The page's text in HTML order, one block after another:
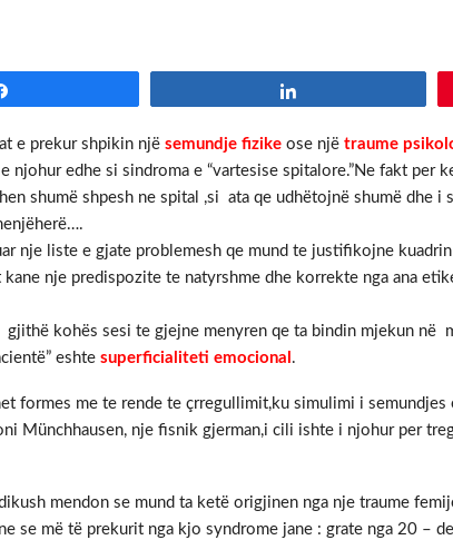
e prekur shpikin një semundje fizike ose një traume
njohur edhe si sindroma e “vartesise spitalore.”Ne fakt per
shumë shpesh ne spital ,si ata qe udhëtojnë shumë dhe
nje liste e gjate problemesh qe mund te justifikojne
nje predispozite te natyrshme dhe korrekte nga ana
gjithë kohës sesi te gjejne menyren qe ta bindin mjekun në
eshte superficialiteti emocional .
formes me te rende te çrregullimit,ku simulimi i
Münchhausen, nje fisnik gjerman,i cili ishte i njohur per
mendon se mund ta ketë origjinen nga nje traume
se më të prekurit nga kjo syndrome jane : grate nga 20 –